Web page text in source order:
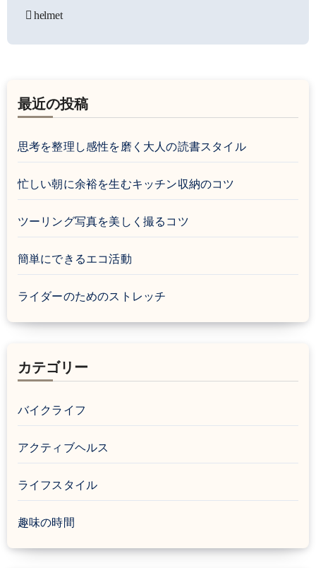
稿
ビ
ゲ
ー
シ
ョ
ン
helmet
最近の投稿
思考を整理し感性を磨く大人の読書スタイル
忙しい朝に余裕を生むキッチン収納のコツ
ツーリング写真を美しく撮るコツ
簡単にできるエコ活動
ライダーのためのストレッチ
カテゴリー
バイクライフ
アクティブヘルス
ライフスタイル
趣味の時間